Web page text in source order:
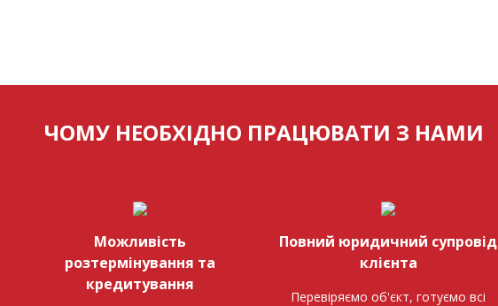
ЧОМУ НЕОБХІДНО ПРАЦЮВАТИ З НАМИ
Можливість
розтермінування та
кредитування
Повний юридичний супровід
клієнта
Перевіряємо об'єкт, готуємо всі